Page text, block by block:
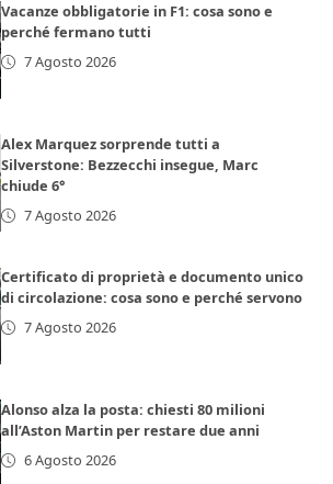
Vacanze obbligatorie in F1: cosa sono e
perché fermano tutti
7 Agosto 2026
Alex Marquez sorprende tutti a
Silverstone: Bezzecchi insegue, Marc
chiude 6°
7 Agosto 2026
Certificato di proprietà e documento unico
di circolazione: cosa sono e perché servono
7 Agosto 2026
Alonso alza la posta: chiesti 80 milioni
all’Aston Martin per restare due anni
6 Agosto 2026